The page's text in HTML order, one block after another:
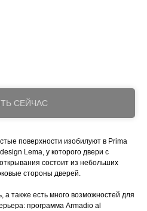
СЕЙЧАС
поверхности изобилуют в Prima
Lema, у которого двери с
состоит из небольших
стороны дверей.
также есть много возможностей для
программа Armadio al